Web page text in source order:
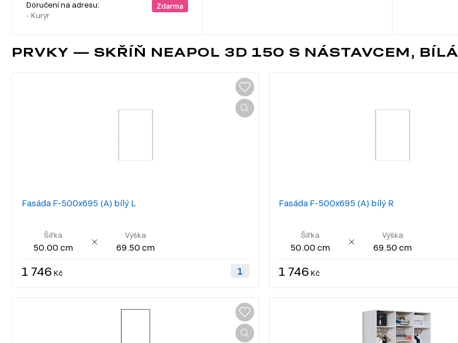
Doručení na adresu:
- Kurýr
Zdarma
PRVKY — SKŘÍŇ NEAPOL 3D 150 S NÁSTAVCEM, BÍLÁ
Fasáda F-500x695 (A) bílý L
Šířka
50.00 cm
Výška
69.50 cm
1 746 Kč
Fasáda F-500x695 (A) bílý R
Šířka
50.00 cm
Výška
69.50 cm
1 746 Kč